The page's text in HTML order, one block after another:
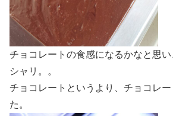
チョコレートの食感になるかなと思
シャリ。。
チョコレートというより、チョコレ
た。